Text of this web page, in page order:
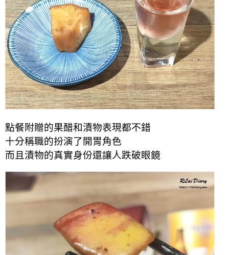
點餐附贈的果醋和漬物表現都不錯
十分稱職的扮演了開胃角色
而且漬物的真實身份還讓人跌破眼鏡